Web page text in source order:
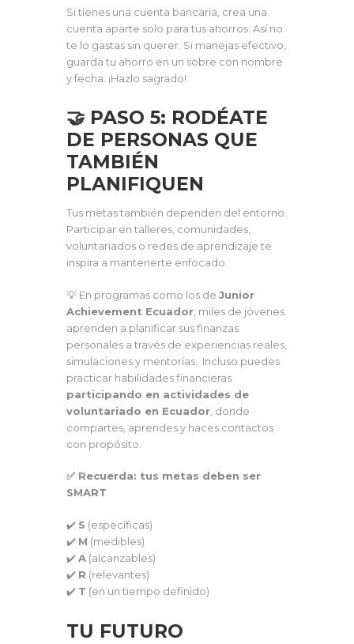
Si tienes una cuenta bancaria, crea una
cuenta aparte solo para tus ahorros. Así no
te lo gastas sin querer. Si manejas efectivo,
guarda tu ahorro en un sobre con nombre
y fecha. ¡Hazlo sagrado!
🤝 PASO 5: RODÉATE
DE PERSONAS QUE
TAMBIÉN
PLANIFIQUEN
Tus metas también dependen del entorno.
Participar en talleres, comunidades,
voluntariados o redes de aprendizaje te
inspira a mantenerte enfocado.
💡 En programas como los de Junior
Achievement Ecuador , miles de jóvenes
aprenden a planificar sus finanzas
personales a través de experiencias reales,
simulaciones y mentorías. Incluso puedes
practicar habilidades financieras
participando en actividades de
voluntariado en Ecuador , donde
compartes, aprendes y haces contactos
con propósito.
✅ Recuerda: tus metas deben ser
SMART
✔️ S (específicas)
✔️ M (medibles)
✔️A (alcanzables)
✔️ R (relevantes)
✔️ T (en un tiempo definido)
TU FUTURO